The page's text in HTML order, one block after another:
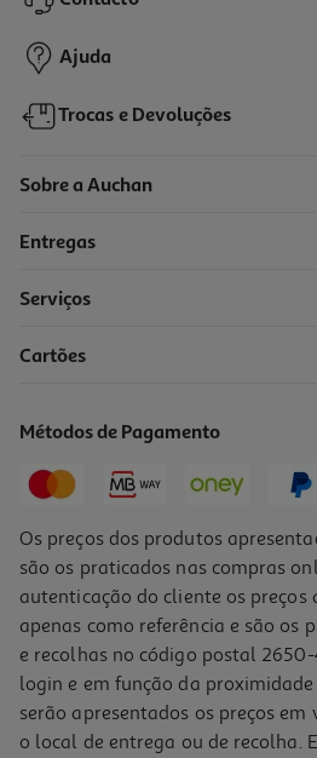
Ajuda
Trocas e Devoluções
Sobre a Auchan
Entregas
Serviços
Cartões
Métodos de Pagamento
Os preços dos produtos
são os praticados nas compras
autenticação do cliente os preços
apenas como referência e são os
e recolhas no código postal
login e em função da
serão apresentados os preços
o local de entrega ou de recolha.